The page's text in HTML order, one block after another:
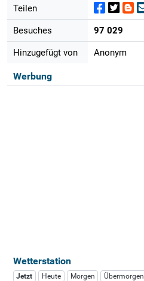
Teilen
Besuches 97 029
Hinzugefügt von Anonym
Werbung
Wetterstation
Jetzt Heute Morgen Übermorgen